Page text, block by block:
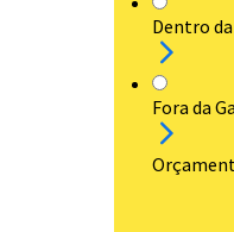
Dentro
Fora da